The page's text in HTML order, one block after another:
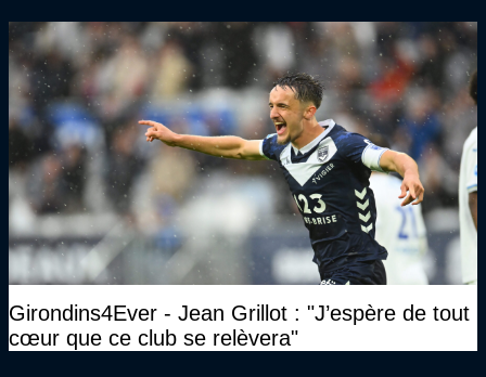
Girondins4Ever - Jean Grillot : "J’espère de tout
cœur que ce club se relèvera"